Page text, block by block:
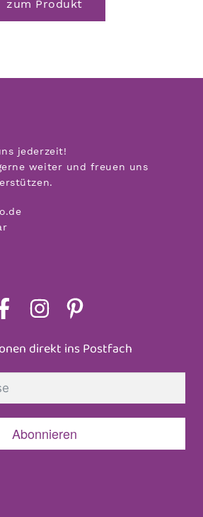
zum Produkt
jederzeit!
weiter und freuen uns
direkt ins Postfach
Abonnieren